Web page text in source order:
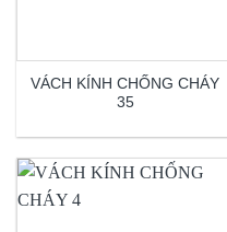
VÁCH KÍNH CHỐNG CHÁY
35